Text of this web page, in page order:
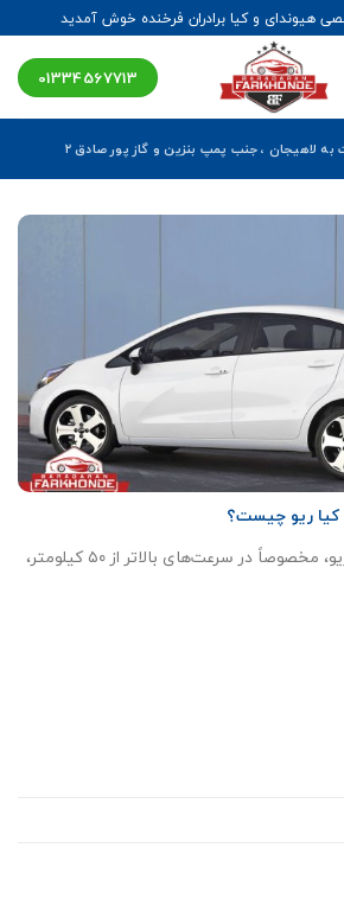
هیوندای و کیا برادران فرخنده خوش آمدید
01334567713
لاهیجان ، جنب پمپ بنزین و گاز پور صادق ۲
ریو چیست؟
اگر هنگام رانندگی با کیا ریو، مخصوصاً در سرعت‌های بالاتر از ۵۰ کیلومتر،